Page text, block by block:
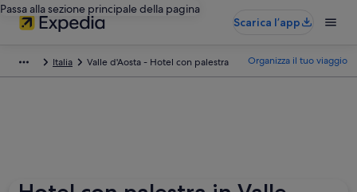
Passa alla sezione principale della pagina
Scarica l’app
Italia Valle d'Aosta - Hotel con palestra Organizza il tuo viaggio